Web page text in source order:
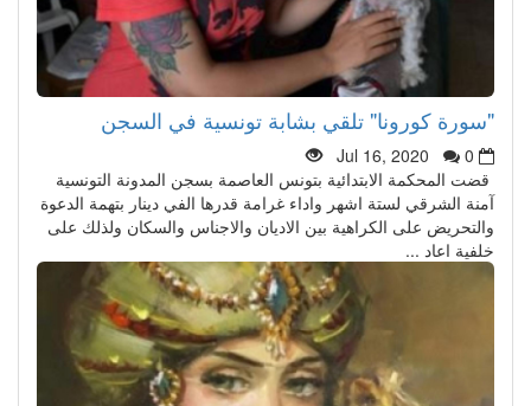
"سورة كورونا" تلقي بشابة تونسية في السجن
Jul 16, 2020
0
قضت المحكمة الابتدائية بتونس العاصمة بسجن المدونة التونسية
آمنة الشرقي لستة اشهر واداء غرامة قدرها الفي دينار بتهمة الدعوة
والتحريض على الكراهية بين الاديان والاجناس والسكان ولذلك على
خلفية اعاد ...